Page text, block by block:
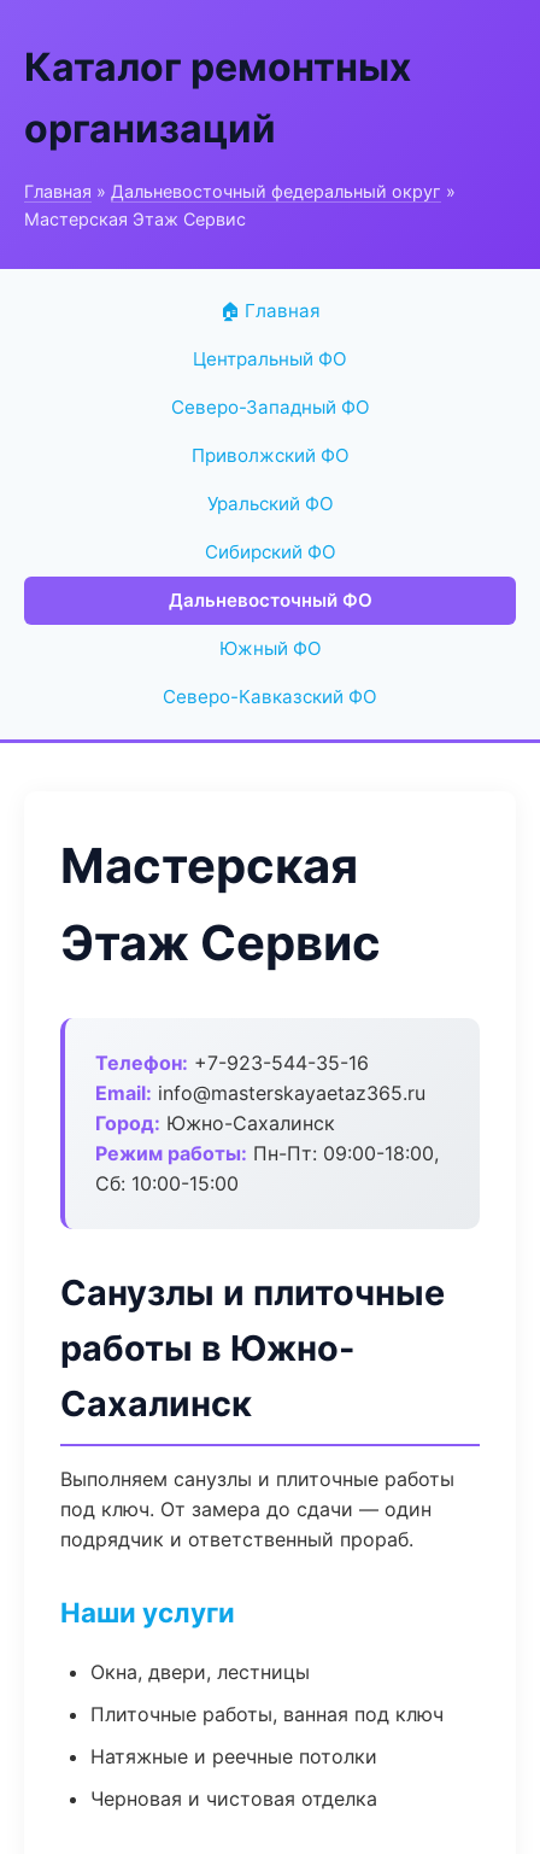
Каталог ремонтных
организаций
Главная » Дальневосточный федеральный округ »
Мастерская Этаж Сервис
🏠 Главная
Центральный ФО
Северо-Западный ФО
Приволжский ФО
Уральский ФО
Сибирский ФО
Дальневосточный ФО
Южный ФО
Северо-Кавказский ФО
Мастерская
Этаж Сервис
Телефон: +7-923-544-35-16
Email: info@masterskayaetaz365.ru
Город: Южно-Сахалинск
Режим работы: Пн-Пт: 09:00-18:00,
Сб: 10:00-15:00
Санузлы и плиточные
работы в Южно-
Сахалинск
Выполняем санузлы и плиточные работы
под ключ. От замера до сдачи — один
подрядчик и ответственный прораб.
Наши услуги
Окна, двери, лестницы
Плиточные работы, ванная под ключ
Натяжные и реечные потолки
Черновая и чистовая отделка